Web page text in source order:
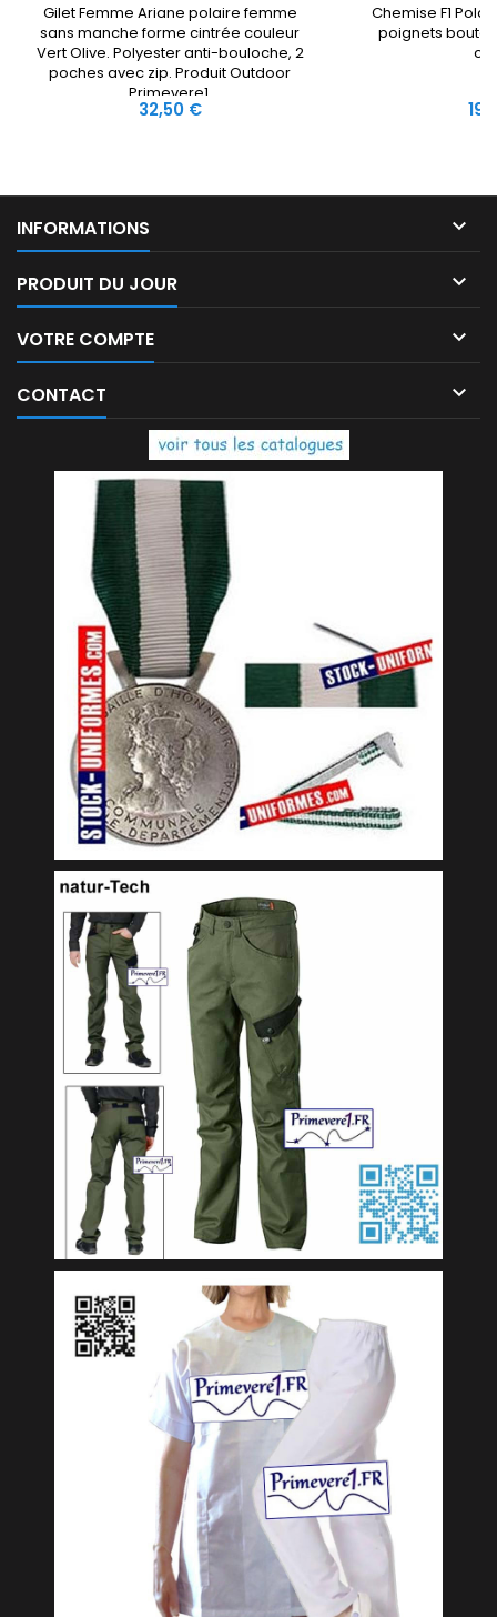
Gilet Femme Ariane polaire femme
sans manche forme cintrée couleur
Vert Olive. Polyester anti-bouloche, 2
poches avec zip. Produit Outdoor
Primevere1.
Prix
32,50 €
Chemise F1
poignets
Prix
INFORMATIONS 
PRODUIT DU JOUR 
VOTRE COMPTE 
CONTACT 